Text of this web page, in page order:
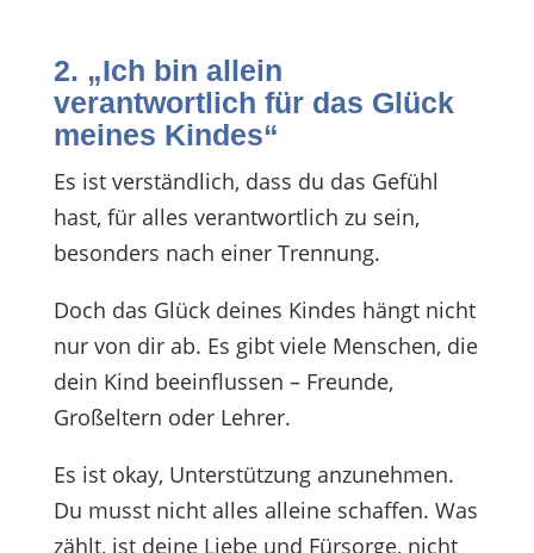
2. „Ich bin allein
verantwortlich für das Glück
meines Kindes“
Es ist verständlich, dass du das Gefühl
hast, für alles verantwortlich zu sein,
besonders nach einer Trennung.
Doch das Glück deines Kindes hängt nicht
nur von dir ab. Es gibt viele Menschen, die
dein Kind beeinflussen – Freunde,
Großeltern oder Lehrer.
Es ist okay, Unterstützung anzunehmen.
Du musst nicht alles alleine schaffen. Was
zählt, ist deine Liebe und Fürsorge, nicht